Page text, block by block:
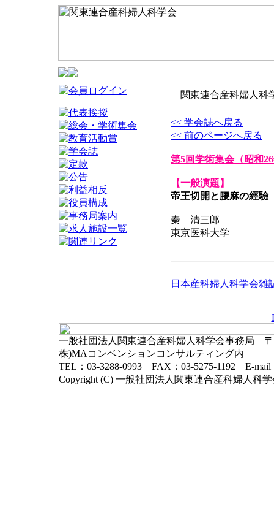
関東連合産科婦人科
<< 学会誌へ戻る
<< 前のページへ戻る
第5回学術集会（昭和
【一般演題】
帝王切開と腰麻の經驗
秦 清三郎
東京医科大学
日本産科婦人科学会雑
一般社団法人関東連合産科婦人科学会事務局 〒
株)MAコンベンションコンサルティング内
TEL：03-3288-0993 FAX：03-5275-1192 E-mail
Copyright (C) 一般社団法人関東連合産科婦人科